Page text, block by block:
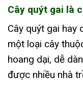
Cây quýt gai là
Cây quýt gai hay
một loại cây
hoang dại, dễ
được nhiều nhà